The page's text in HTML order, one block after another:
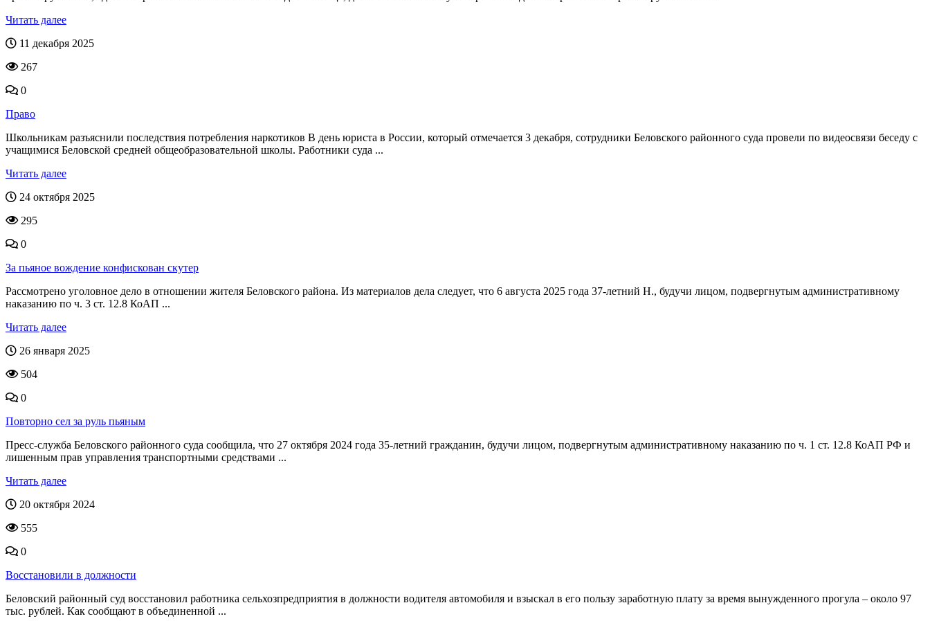
Читать далее
11 декабря 2025
267
0
Право
Школьникам разъяснили последствия потребления наркотиков В день юриста в России, который отмечается 3 декабря, сотрудники Беловского районного суда провели по видеосвязи беседу с
учащимися Беловской средней общеобразовательной школы. Работники суда ...
Читать далее
24 октября 2025
295
0
За пьяное вождение конфискован скутер
Рассмотрено уголовное дело в отношении жителя Беловского района. Из материалов дела следует, что 6 августа 2025 года 37-летний Н., будучи лицом, подвергнутым административному
наказанию по ч. 3 ст. 12.8 КоАП ...
Читать далее
26 января 2025
504
0
Повторно сел за руль пьяным
Пресс-служба Беловского районного суда сообщила, что 27 октября 2024 года 35-летний гражданин, будучи лицом, подвергнутым административному наказанию по ч. 1 ст. 12.8 КоАП РФ и
лишенным прав управления транспортными средствами ...
Читать далее
20 октября 2024
555
0
Восстановили в должности
Беловский районный суд восстановил работника сельхозпредприятия в должности водителя автомобиля и взыскал в его пользу заработную плату за время вынужденного прогула – около 97
тыс. рублей. Как сообщают в объединенной ...